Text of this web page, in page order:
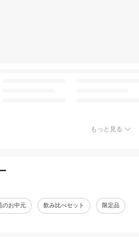
もっと見る
のお中元 飲み比べセット 限定品